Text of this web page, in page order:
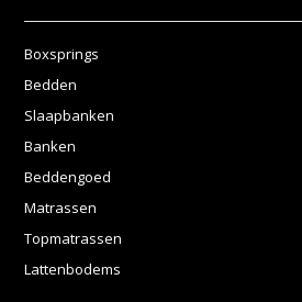
Boxsprings
Bedden
Slaapbanken
Banken
Beddengoed
Matrassen
Topmatrassen
Lattenbodems